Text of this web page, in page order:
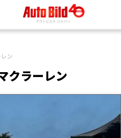
ン
クラーレン